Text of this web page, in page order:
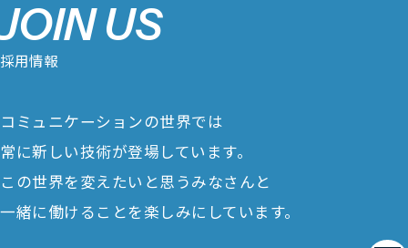
JOIN US
採用情報
コミュニケーションの世界では
常に新しい技術が登場しています。
この世界を変えたいと思うみなさんと
一緒に働けることを楽しみにしています。